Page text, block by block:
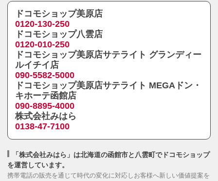
ドコモショップ美原店
0120-130-250
ドコモショップ八雲店
0120-010-250
ドコモショップ美原店サテライト グランディー
ルイチイ店
090-5582-5000
ドコモショップ美原店サテライト MEGAドン・
キホーテ函館店
090-8895-4000
株式会社みはら
0138-47-7100
「株式会社みはら」は北海道の函館市と八雲町でドコモショップ
を運営しています。
携帯電話の販売を通じて時代の変化に対応しお客様へ新しい価値提案を